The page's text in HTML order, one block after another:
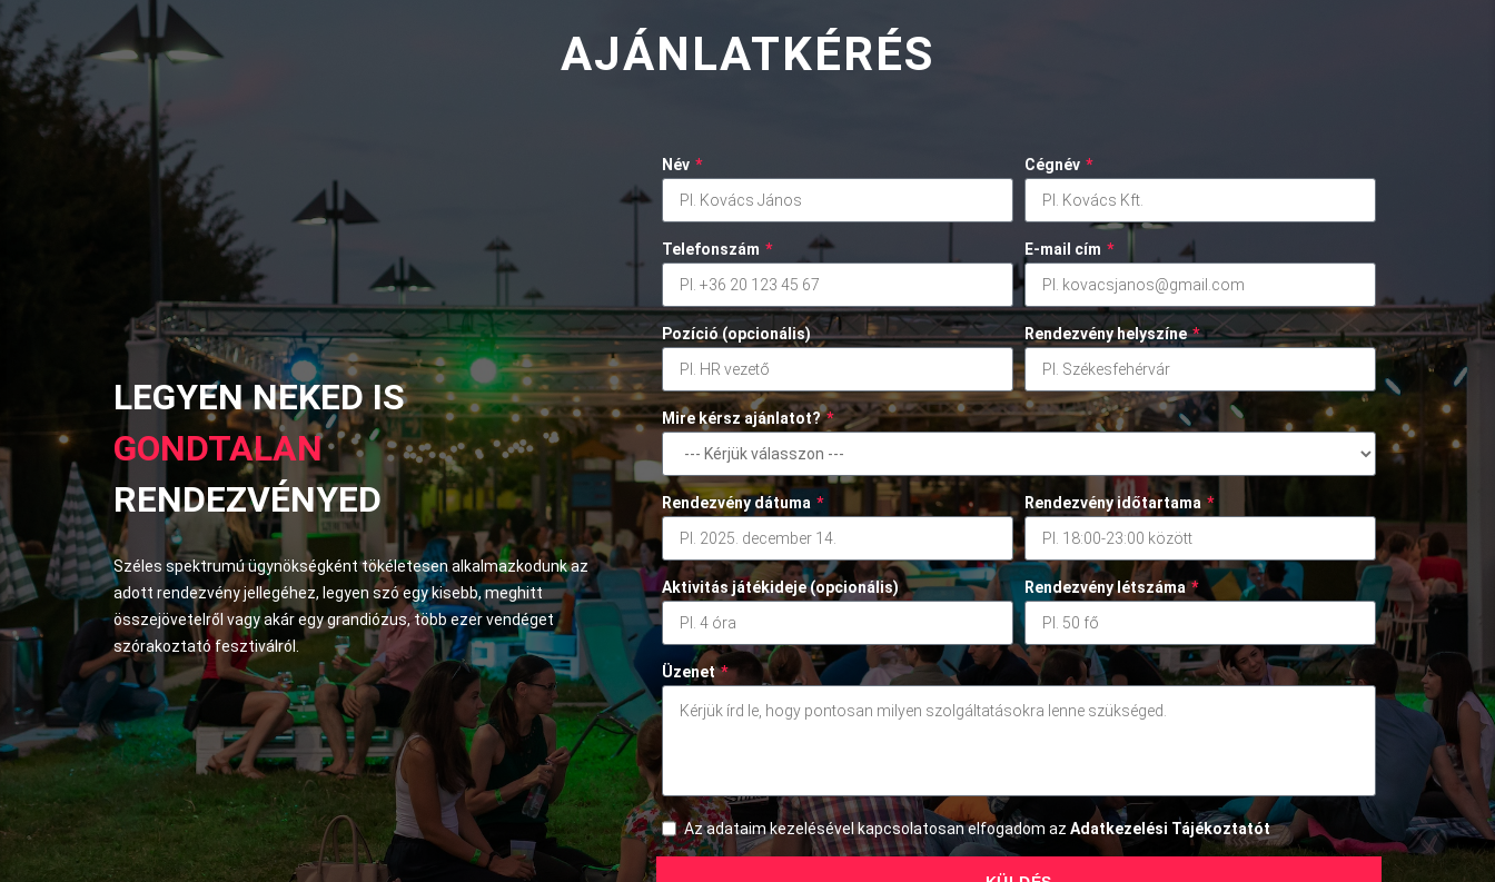
AJÁNLATKÉRÉS
LEGYEN NEKED IS
GONDTALAN
RENDEZVÉNYED
Széles spektrumú ügynökségként tökéletesen alkalmazkodunk az
adott rendezvény jellegéhez, legyen szó egy kisebb, meghitt
összejövetelről vagy akár egy grandiózus, több ezer vendéget
szórakoztató fesztiválról.
Név * Cégnév *
Telefonszám * E-mail cím *
Pozíció (opcionális) Rendezvény helyszíne *
Mire kérsz ajánlatot? *
Rendezvény dátuma * Rendezvény időtartama *
Aktivitás játékideje (opcionális) Rendezvény létszáma *
Üzenet *
Az adataim kezelésével kapcsolatosan elfogadom az Adatkezelési Tájékoztatót